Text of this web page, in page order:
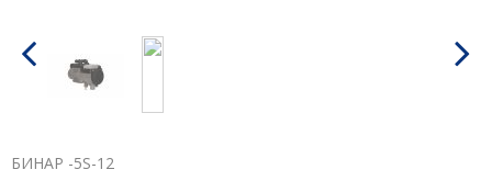
БИНАР -5S-12